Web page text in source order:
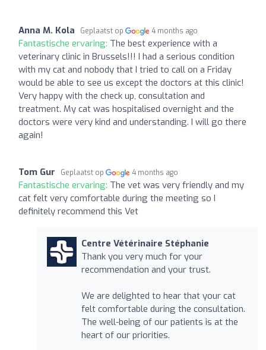
Anna M. Kola Geplaatst op 4 months ago
Fantastische ervaring: The best experience with a
veterinary clinic in Brussels!!! I had a serious condition
with my cat and nobody that I tried to call on a Friday
would be able to see us except the doctors at this clinic!
Very happy with the check up, consultation and
treatment. My cat was hospitalised overnight and the
doctors were very kind and understanding. I will go there
again!
Tom Gur Geplaatst op 4 months ago
Fantastische ervaring: The vet was very friendly and my
cat felt very comfortable during the meeting so I
definitely recommend this Vet
Centre Vétérinaire Stéphanie
Thank you very much for your
recommendation and your trust.
We are delighted to hear that your cat
felt comfortable during the consultation.
The well-being of our patients is at the
heart of our priorities.